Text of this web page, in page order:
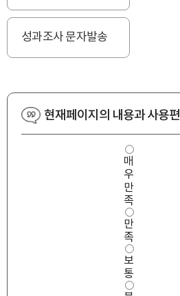
성과조사 문자발송
현재페이지의 내용과 사용
사
용
편
의
성
만
족
도
매
우
만
족
만
족
보
통